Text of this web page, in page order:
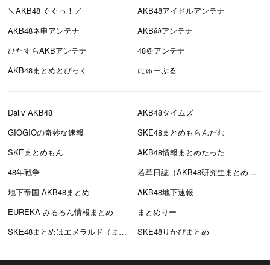
＼AKB48 ぐぐっ！／
AKB48アイドルアンテナ
AKB48ネ申アンテナ
AKB@アンテナ
ひたすらAKBアンテナ
48＠アンテナ
AKB48まとめとぴっく
にゅーぷる
Daily AKB48
AKB48タイムズ
GIOGIOの奇妙な速報
SKE48まとめもらんだむ
SKEまとめもん
AKB48情報まとめたった
48年戦争
若草日誌（AKB48研究生まとめブログ）
地下帝国-AKB48まとめ
AKB48地下速報
EUREKA みるるん情報まとめ
まとめりー
SKE48まとめはエメラルド（まとえめ）
SKE48りかぴまとめ